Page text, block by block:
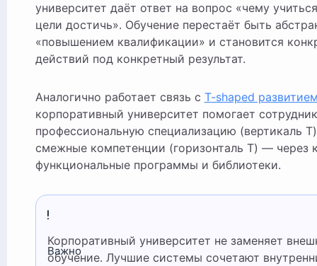
университет даёт ответ на вопрос «чему
цели достичь». Обучение перестаёт быть
«повышением квалификации» и становится
действий под конкретный результат.
Аналогично работает связь с T-shaped
корпоративный университет помогает
профессиональную специализацию (вертикаль
смежные компетенции (горизонталь T) — через
функциональные программы и библиотеки.
Важно
Корпоративный университет не заменяет внешнее
обучение. Лучшие системы сочетают